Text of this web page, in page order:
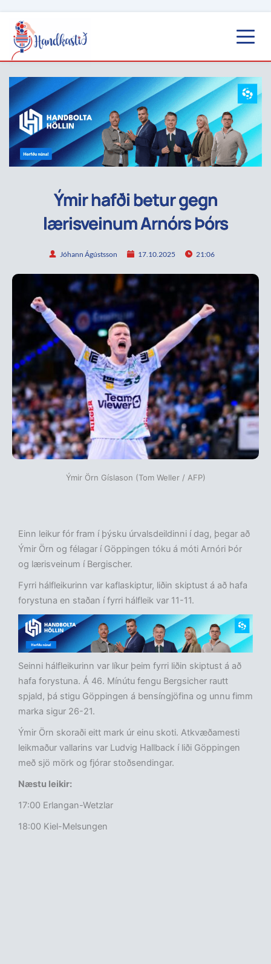
Ýmir hafði betur gegn
lærisveinum Arnórs Þórs
Jóhann Ágústsson 17.10.2025 21:06
Ýmir Örn Gíslason (Tom Weller / AFP)
Einn leikur fór fram í þýsku úrvalsdeildinni í dag, þegar að
Ýmir Örn og félagar í Göppingen tóku á móti Arnóri Þór
og lærisveinum í Bergischer.
Fyrri hálfleikurinn var kaflaskiptur, liðin skiptust á að hafa
forystuna en staðan í fyrri hálfleik var 11-11.
Seinni hálfleikurinn var líkur þeim fyrri liðin skiptust á að
hafa forystuna. Á 46. Mínútu fengu Bergsicher rautt
spjald, þá stigu Göppingen á bensíngjöfina og unnu fimm
marka sigur 26-21.
Ýmir Örn skoraði eitt mark úr einu skoti. Atkvæðamesti
leikmaður vallarins var Ludvig Hallback í liði Göppingen
með sjö mörk og fjórar stoðsendingar.
Næstu leikir:
17:00 Erlangan-Wetzlar
18:00 Kiel-Melsungen